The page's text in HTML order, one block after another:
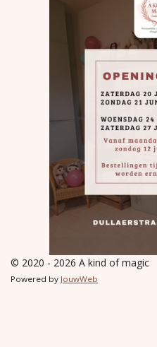
© 2020 - 2026 A kind of magic
Powered by JouwWeb